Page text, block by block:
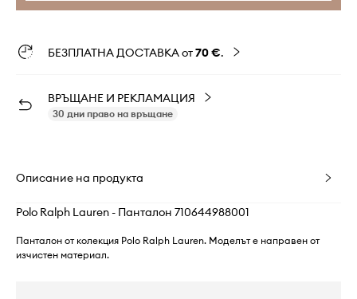
БЕЗПЛАТНА ДОСТАВКА от70 €.
ВРЪЩАНЕ И РЕКЛАМАЦИЯ
30 дни право на връщане
Описание на продукта
Polo Ralph Lauren - Панталон 710644988001
Панталон от колекция Polo Ralph Lauren. Моделът е направен от
изчистен материал.